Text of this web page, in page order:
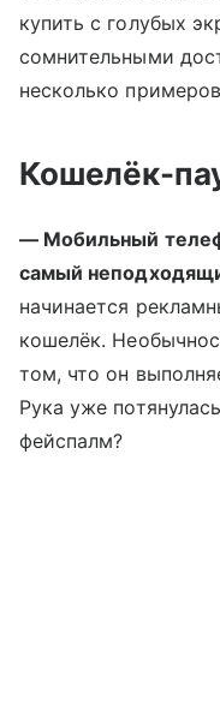
купить с голубых
сомнительными
несколько
Кошелёк-
— Мобильный
самый
начинается
кошелёк.
том, что он
Рука уже
фейспалм?